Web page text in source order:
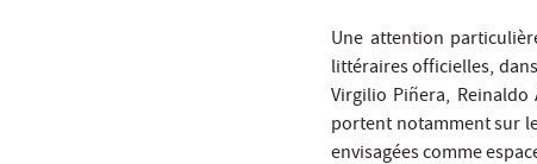
Une attention
littéraires officielles,
Virgilio Piñera,
portent notamment sur
envisagées comme